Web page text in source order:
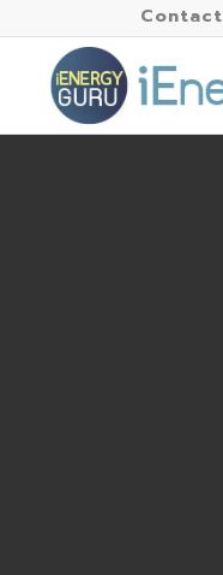
Contact